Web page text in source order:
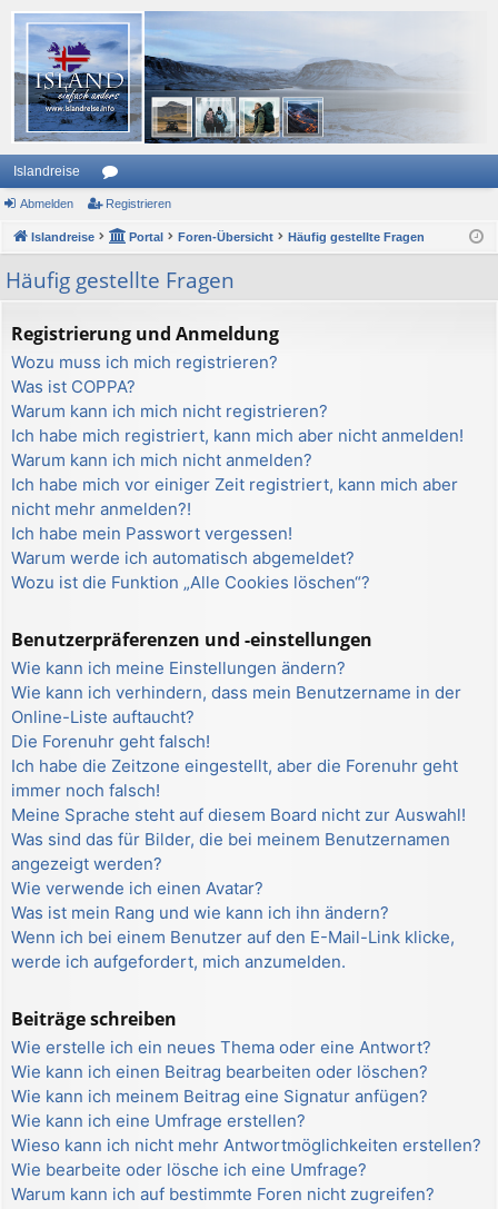
Islandreise
or
en
Abmelden Registrieren
Islandreise Portal Foren-Übersicht Häufig gestellte Fragen
Häufig gestellte Fragen
Registrierung und Anmeldung
Wozu muss ich mich registrieren?
Was ist COPPA?
Warum kann ich mich nicht registrieren?
Ich habe mich registriert, kann mich aber nicht anmelden!
Warum kann ich mich nicht anmelden?
Ich habe mich vor einiger Zeit registriert, kann mich aber
nicht mehr anmelden?!
Ich habe mein Passwort vergessen!
Warum werde ich automatisch abgemeldet?
Wozu ist die Funktion „Alle Cookies löschen“?
Benutzerpräferenzen und -einstellungen
Wie kann ich meine Einstellungen ändern?
Wie kann ich verhindern, dass mein Benutzername in der
Online-Liste auftaucht?
Die Forenuhr geht falsch!
Ich habe die Zeitzone eingestellt, aber die Forenuhr geht
immer noch falsch!
Meine Sprache steht auf diesem Board nicht zur Auswahl!
Was sind das für Bilder, die bei meinem Benutzernamen
angezeigt werden?
Wie verwende ich einen Avatar?
Was ist mein Rang und wie kann ich ihn ändern?
Wenn ich bei einem Benutzer auf den E-Mail-Link klicke,
werde ich aufgefordert, mich anzumelden.
Beiträge schreiben
Wie erstelle ich ein neues Thema oder eine Antwort?
Wie kann ich einen Beitrag bearbeiten oder löschen?
Wie kann ich meinem Beitrag eine Signatur anfügen?
Wie kann ich eine Umfrage erstellen?
Wieso kann ich nicht mehr Antwortmöglichkeiten erstellen?
Wie bearbeite oder lösche ich eine Umfrage?
Warum kann ich auf bestimmte Foren nicht zugreifen?